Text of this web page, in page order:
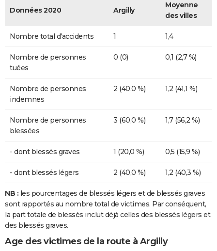
Données 2020 Argilly
Moyenne
des villes
Nombre total d'accidents 1 1,4
Nombre de personnes
tuées
0 (0) 0,1 (2,7 %)
Nombre de personnes
indemnes
2 (40,0 %) 1,2 (41,1 %)
Nombre de personnes
blessées
3 (60,0 %) 1,7 (56,2 %)
- dont blessés graves 1 (20,0 %) 0,5 (15,9 %)
- dont blessés légers 2 (40,0 %) 1,2 (40,3 %)
NB : les pourcentages de blessés légers et de blessés graves
sont rapportés au nombre total de victimes. Par conséquent,
la part totale de blessés inclut déjà celles des blessés légers et
des blessés graves.
Age des victimes de la route à Argilly